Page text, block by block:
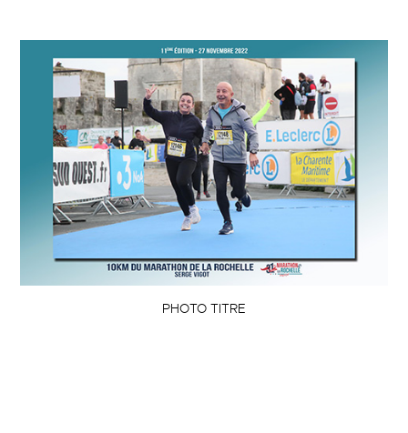
PHOTO TITRE